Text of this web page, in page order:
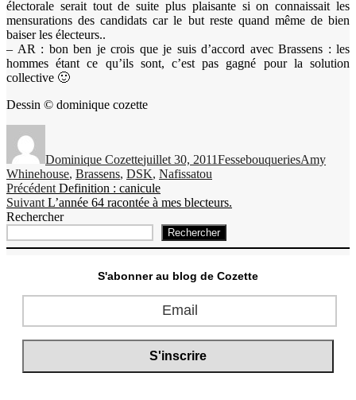
électorale serait tout de suite plus plaisante si on connaissait les
mensurations des candidats car le but reste quand même de bien
baiser les électeurs..
– AR : bon ben je crois que je suis d’accord avec Brassens : les
hommes étant ce qu’ils sont, c’est pas gagné pour la solution
collective 🙂
Dessin © dominique cozette
Dominique Cozettejuillet 30, 2011FessebouqueriesAmy
Whinehouse, Brassens, DSK, Nafissatou
Navigation
de
Précédent Publication
précédente :
Definition : canicule
Suivant Publication
suivante :
L’année 64 racontée à mes blecteurs.
Rechercher
Rechercher
S'abonner au blog de Cozette